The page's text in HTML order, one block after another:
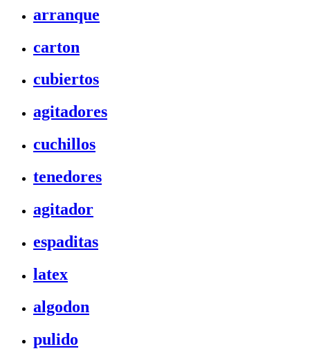
arranque
carton
cubiertos
agitadores
cuchillos
tenedores
agitador
espaditas
latex
algodon
pulido